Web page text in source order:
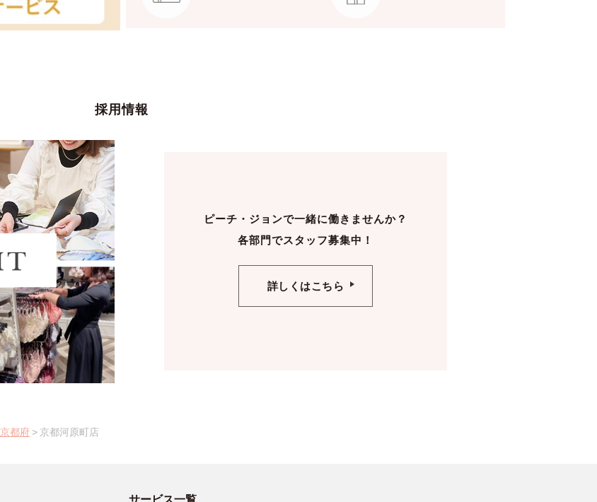
採用情報
ピーチ・ジョンで一緒に働きませんか？
各部門でスタッフ募集中！
詳しくはこちら
京都府 > 京都河原町店
サービス一覧